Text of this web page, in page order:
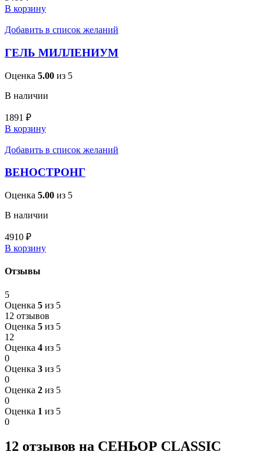
В корзину
Добавить в список желаний
ГЕЛЬ МИЛЛЕНИУМ
Оценка 5.00 из 5
В наличии
1891 ₽
В корзину
Добавить в список желаний
ВЕНОСТРОНГ
Оценка 5.00 из 5
В наличии
4910 ₽
В корзину
Отзывы
5
Оценка 5 из 5
12 отзывов
Оценка 5 из 5
12
Оценка 4 из 5
0
Оценка 3 из 5
0
Оценка 2 из 5
0
Оценка 1 из 5
0
12 отзывов на СЕНЬОР CLASSIC